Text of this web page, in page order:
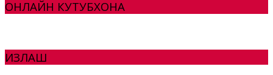
ОНЛАЙН КУТУБХОНА
ИЗЛАШ